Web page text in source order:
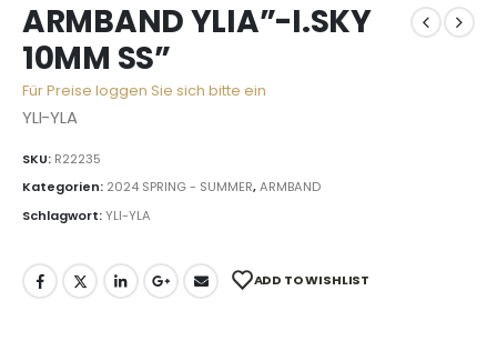
ARMBAND YLIA”-I.SKY
10MM SS”
Für Preise loggen Sie sich bitte ein
YLI-YLA
SKU: R22235
Kategorien: 2024 SPRING - SUMMER,ARMBAND
Schlagwort:YLI-YLA
ADD TO WISHLIST